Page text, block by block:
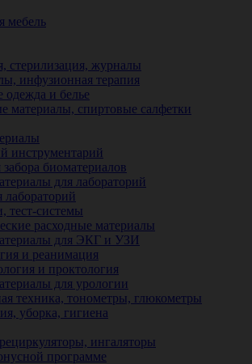
мебель
стерилизация, журналы
инфузионная терапия
одежда и белье
материалы, спиртовые салфетки
инструментарий
биоматериалов
для лабораторий
лабораторий
тест-системы
расходные материалы
для ЭКГ и УЗИ
и реанимация
и проктология
для урологии
техника, тонометры, глюкометры
уборка, гигиена
ингаляторы
программе